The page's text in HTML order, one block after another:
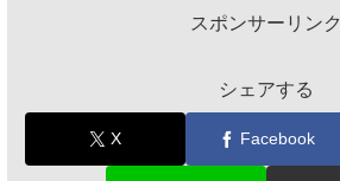
スポンサーリンク
シェアする
X Facebook